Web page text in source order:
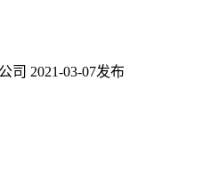
司 2021-03-07发布